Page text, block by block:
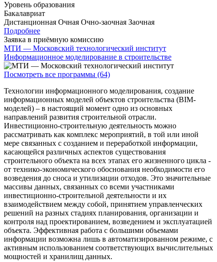
Уровень образования
Бакалавриат
Дистанционная Очная Очно-заочная Заочная
Подробнее
Заявка в приёмную комиссию
МТИ — Московский технологический институт
Информационное моделирование в строительстве
Посмотреть все программы (64)
Технологии информационного моделирования, создание
информационных моделей объектов строительства (BIM-
моделей) – в настоящий момент одно из основных
направлений развития строительной отрасли.
Инвестиционно-строительную деятельность можно
рассматривать как комплекс мероприятий, в той или иной
мере связанных с созданием и переработкой информации,
касающейся различных аспектов существования
строительного объекта на всех этапах его жизненного цикла -
от технико-экономического обоснования необходимости его
возведения до сноса и утилизации отходов. Это значительные
массивы данных, связанных со всеми участниками
инвестиционно-строительной деятельности и их
взаимодействием между собой, принятием управленческих
решений на разных стадиях планирования, организации и
контроля над проектированием, возведением и эксплуатацией
объекта. Эффективная работа с большими объемами
информации возможна лишь в автоматизированном режиме, с
активным использованием соответствующих вычислительных
мощностей и хранилищ данных.